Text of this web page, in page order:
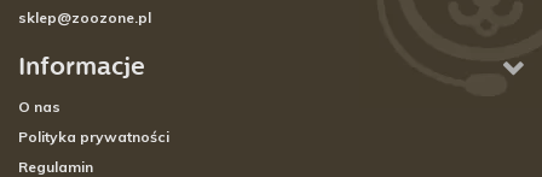
Informacje
O nas
Polityka prywatności
Regulamin
sklep@zoozone.pl